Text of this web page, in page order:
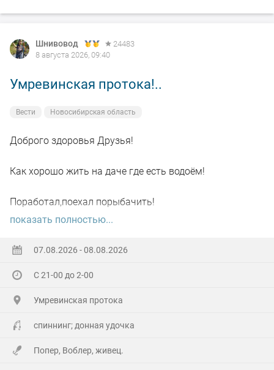
Шнивовод
24483
8 августа 2026, 09:40
Умревинская протока!..
Вести Новосибирская область
Доброго здоровья Друзья!
Как хорошо жить на даче где есть водоём!
Поработал,поехал порыбачить!
поработал"цирюльником" 😂в теплицах!
А вечером захотелось повторить предыдущее "ночное
рандеву"!
Прибыл на берег в девять часов,и что я вижу 😲,
показать полностью...
07.08.2026 - 08.08.2026
С 21-00 до 2-00
Умревинская протока
спиннинг; донная удочка
Попер, Воблер, живец.